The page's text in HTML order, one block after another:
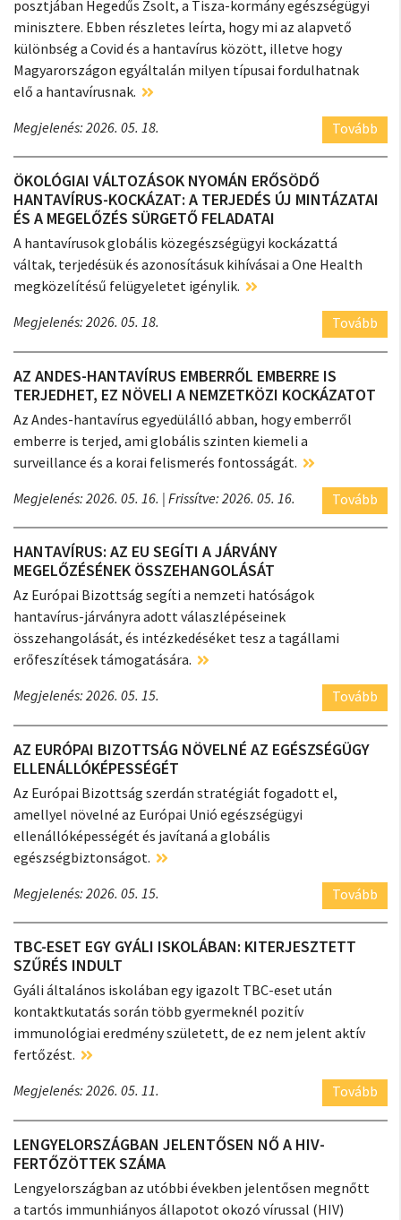
posztjában Hegedűs Zsolt, a Tisza-kormány egészségügyi
minisztere. Ebben részletes leírta, hogy mi az alapvető
különbség a Covid és a hantavírus között, illetve hogy
Magyarországon egyáltalán milyen típusai fordulhatnak
elő a hantavírusnak.
Megjelenés: 2026. 05. 18.
Tovább
ÖKOLÓGIAI VÁLTOZÁSOK NYOMÁN ERŐSÖDŐ
HANTAVÍRUS-KOCKÁZAT: A TERJEDÉS ÚJ MINTÁZATAI
ÉS A MEGELŐZÉS SÜRGETŐ FELADATAI
A hantavírusok globális közegészségügyi kockázattá
váltak, terjedésük és azonosításuk kihívásai a One Health
megközelítésű felügyeletet igénylik.
Megjelenés: 2026. 05. 18.
Tovább
AZ ANDES-HANTAVÍRUS EMBERRŐL EMBERRE IS
TERJEDHET, EZ NÖVELI A NEMZETKÖZI KOCKÁZATOT
Az Andes-hantavírus egyedülálló abban, hogy emberről
emberre is terjed, ami globális szinten kiemeli a
surveillance és a korai felismerés fontosságát.
Megjelenés: 2026. 05. 16. | Frissítve: 2026. 05. 16. Tovább
HANTAVÍRUS: AZ EU SEGÍTI A JÁRVÁNY
MEGELŐZÉSÉNEK ÖSSZEHANGOLÁSÁT
Az Európai Bizottság segíti a nemzeti hatóságok
hantavírus-járványra adott válaszlépéseinek
összehangolását, és intézkedéséket tesz a tagállami
erőfeszítések támogatására.
Megjelenés: 2026. 05. 15.
Tovább
AZ EURÓPAI BIZOTTSÁG NÖVELNÉ AZ EGÉSZSÉGÜGY
ELLENÁLLÓKÉPESSÉGÉT
Az Európai Bizottság szerdán stratégiát fogadott el,
amellyel növelné az Európai Unió egészségügyi
ellenállóképességét és javítaná a globális
egészségbiztonságot.
Megjelenés: 2026. 05. 15.
Tovább
TBC-ESET EGY GYÁLI ISKOLÁBAN: KITERJESZTETT
SZŰRÉS INDULT
Gyáli általános iskolában egy igazolt TBC-eset után
kontaktkutatás során több gyermeknél pozitív
immunológiai eredmény született, de ez nem jelent aktív
fertőzést.
Megjelenés: 2026. 05. 11.
Tovább
LENGYELORSZÁGBAN JELENTŐSEN NŐ A HIV-
FERTŐZÖTTEK SZÁMA
Lengyelországban az utóbbi években jelentősen megnőtt
a tartós immunhiányos állapotot okozó vírussal (HIV)